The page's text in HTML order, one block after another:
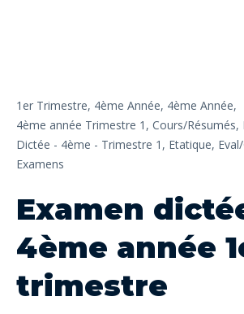
1er Trimestre, 4ème Année, 4ème Année,
4ème année Trimestre 1, Cours/Résumés,
Dictée - 4ème - Trimestre 1, Etatique,
Examens
Examen
4ème année
trimestre